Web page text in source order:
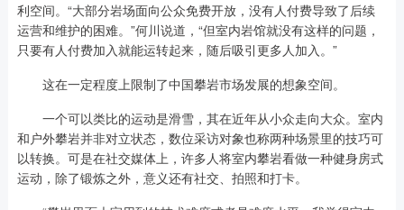
利空间。“大部分岩场面向公众免费开放，没有人付费导致了后续
运营和维护的困难。”何川说道，“但室内岩馆就没有这样的问题，
只要有人付费加入就能运转起来，随后吸引更多人加入。”
这在一定程度上限制了中国攀岩市场发展的想象空间。
一个可以类比的运动是滑雪，其在近年从小众走向大众。室内
和户外攀岩并非对立状态，数位采访对象也称两种场景里的技巧可
以转换。可是在社交媒体上，许多人将室内攀岩看做一种健身房式
运动，除了锻炼之外，意义还有社交、拍照和打卡。